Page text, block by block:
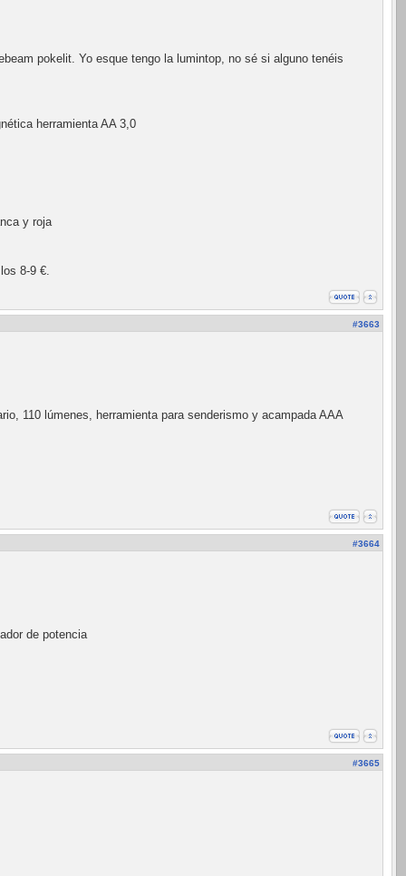
pokelit. Yo esque tengo la lumintop, no sé si alguno tenéis
herramienta AA 3,0
y roja
8-9 €.
#3663
110 lúmenes, herramienta para senderismo y acampada AAA
#3664
de potencia
#3665